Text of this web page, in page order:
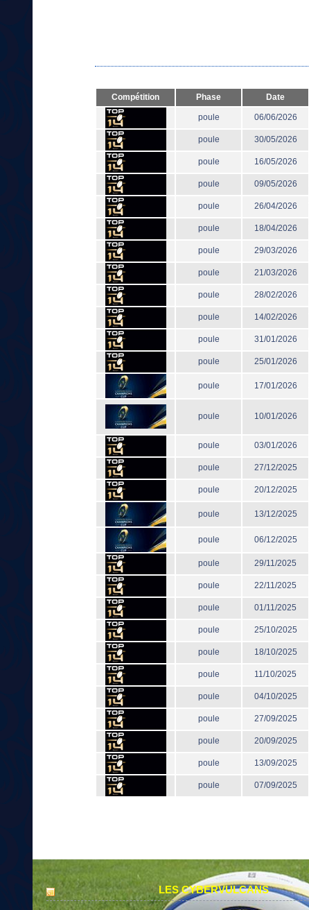
Compétition Phase Date
poule 06/06/2026
poule 30/05/2026
poule 16/05/2026
poule 09/05/2026
poule 26/04/2026
poule 18/04/2026
poule 29/03/2026
poule 21/03/2026
poule 28/02/2026
poule 14/02/2026
poule 31/01/2026
poule 25/01/2026
poule 17/01/2026
poule 10/01/2026
poule 03/01/2026
poule 27/12/2025
poule 20/12/2025
poule 13/12/2025
poule 06/12/2025
poule 29/11/2025
poule 22/11/2025
poule 01/11/2025
poule 25/10/2025
poule 18/10/2025
poule 11/10/2025
poule 04/10/2025
poule 27/09/2025
poule 20/09/2025
poule 13/09/2025
poule 07/09/2025
LES CYBERVULCANS